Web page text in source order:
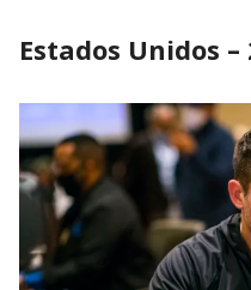
Estados Unidos